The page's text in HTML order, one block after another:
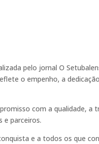
pelo jornal O
o empenho, a
com a qualidade, a
e parceiros.
e a todos os que